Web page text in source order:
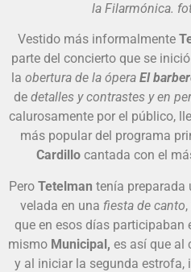
la Filarmónica.
Vestido más informalmente
parte del concierto que se
la obertura de la ópera El
de detalles y contrastes y en
calurosamente por el público,
más popular del programa
Cardillo cantada con el
Pero Tetelman tenía preparada
velada en una fiesta de canto
que en esos días participaban
mismo Municipal, es así que al
y al iniciar la segunda estrofa,